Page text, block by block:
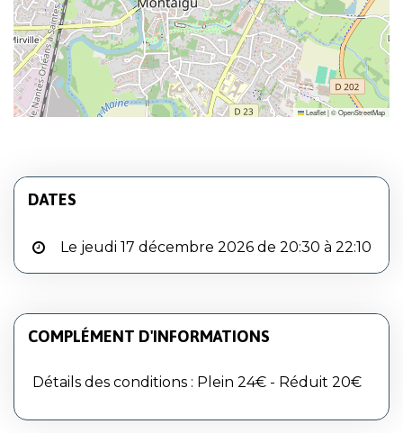
Leaflet|©OpenStreetMap
DATES
Le jeudi 17 décembre 2026 de 20:30 à 22:10
COMPLÉMENT D'INFORMATIONS
Détails des conditions : Plein 24€ - Réduit 20€